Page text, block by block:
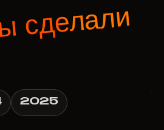
сделали
2025